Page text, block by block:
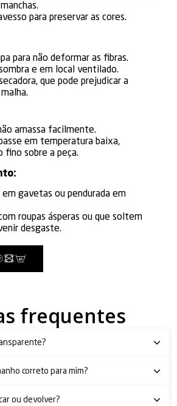
para preservar as cores.
para não deformar as fibras.
e em local ventilado.
que pode prejudicar a
amassa facilmente.
em temperatura baixa,
fino sobre a peça.
em gavetas ou pendurada em
roupas ásperas ou que soltem
desgaste.
frequentes
correto para mim?
ou devolver?